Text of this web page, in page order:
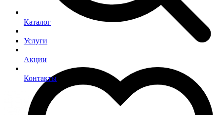
Каталог
Услуги
Акции
Контакты